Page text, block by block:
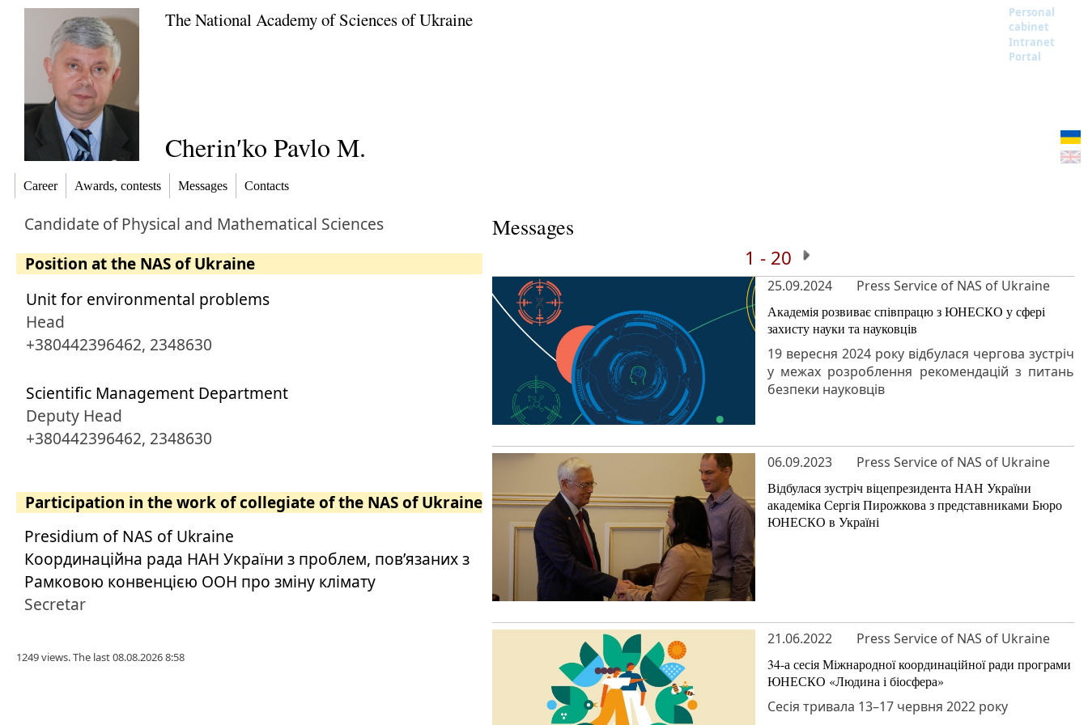
The National Academy of Sciences of Ukraine
Personal
cabinet
Intranet
Portal
Cherinʹko Pavlo M.
Career Awards, contests Messages Contacts
Candidate ofPhysical and Mathematical Sciences
Position at the NAS of Ukraine
Unit for environmental problems
Head
+380442396462, 2348630
Scientific Management Department
Deputy Head
+380442396462, 2348630
Participation in the work of collegiate of the NAS of Ukraine
Presidium of NAS of Ukraine
Координаційна рада НАН України з проблем, пов’язаних з
Рамковою конвенцією ООН про зміну клімату
Secretar
1249 views. The last 08.08.2026 8:58
Messages
1 - 20
25.09.2024 Press Service of NAS of Ukraine
Академія розвиває співпрацю з ЮНЕСКО у сфері
захисту науки та науковців
19 вересня 2024 року відбулася чергова зустріч
у межах розроблення рекомендацій з питань
безпеки науковців
06.09.2023 Press Service of NAS of Ukraine
Відбулася зустріч віцепрезидента НАН України
академіка Сергія Пирожкова з представниками Бюро
ЮНЕСКО в Україні
21.06.2022 Press Service of NAS of Ukraine
34-а сесія Міжнародної координаційної ради програми
ЮНЕСКО «Людина і біосфера»
Сесія тривала 13–17 червня 2022 року